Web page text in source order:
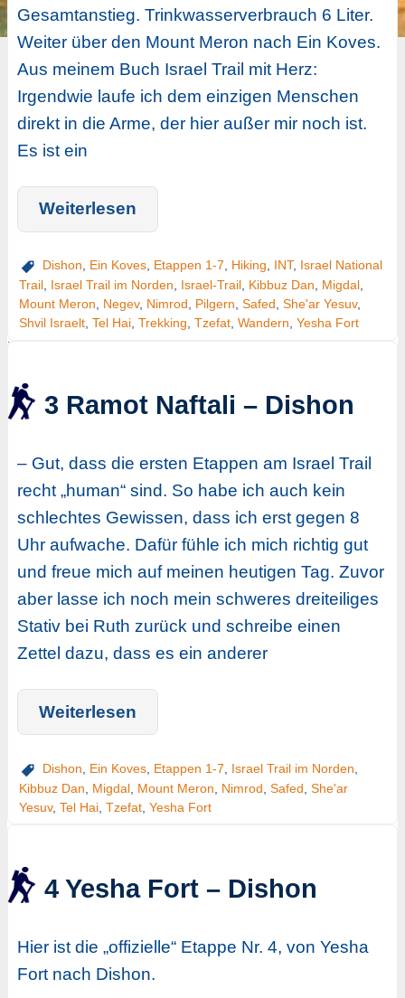
Gesamtanstieg. Trinkwasserverbrauch 6 Liter.
Weiter über den Mount Meron nach Ein Koves.
Aus meinem Buch Israel Trail mit Herz:
Irgendwie laufe ich dem einzigen Menschen
direkt in die Arme, der hier außer mir noch ist.
Es ist ein
Weiterlesen
Dishon Ein Koves, Etappen 1-7 Hiking INT, Israel National
Trail, Israel Trail im Norden, Israel-Trail, Kibbuz Dan, Migdal,
Mount Meron, Negev, Nimrod, Pilgern, Safed, She'ar Yesuv,
Shvil Israelt, Tel Hai, Trekking, Tzefat, Wandern, Yesha Fort
3 Ramot Naftali – Dishon
– Gut, dass die ersten Etappen am Israel Trail
recht „human“ sind. So habe ich auch kein
schlechtes Gewissen, dass ich erst gegen 8
Uhr aufwache. Dafür fühle ich mich richtig gut
und freue mich auf meinen heutigen Tag. Zuvor
aber lasse ich noch mein schweres dreiteiliges
Stativ bei Ruth zurück und schreibe einen
Zettel dazu, dass es ein anderer
Weiterlesen
Dishon Ein Koves, Etappen 1-7 Israel Trail im Norden
Kibbuz Dan
Migdal, Mount Meron Nimrod Safed She'ar
Yesuv, Tel Hai, Tzefat, Yesha Fort
4 Yesha Fort – Dishon
Hier ist die „offizielle“ Etappe Nr. 4, von Yesha
Fort nach Dishon.